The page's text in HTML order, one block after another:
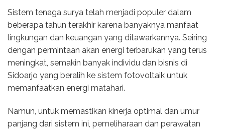
Sistem tenaga surya telah menjadi populer dalam
beberapa tahun terakhir karena banyaknya manfaat
lingkungan dan keuangan yang ditawarkannya. Seiring
dengan permintaan akan energi terbarukan yang terus
meningkat, semakin banyak individu dan bisnis di
Sidoarjo yang beralih ke sistem fotovoltaik untuk
memanfaatkan energi matahari.
Namun, untuk memastikan kinerja optimal dan umur
panjang dari sistem ini, pemeliharaan dan perawatan